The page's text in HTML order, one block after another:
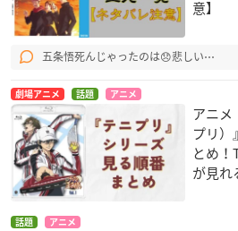
意】
五条悟死んじゃったのは😞悲しい⋯
劇場アニメ 話題 アニメ
アニメ
プリ）
とめ！
が見れ
話題 アニメ